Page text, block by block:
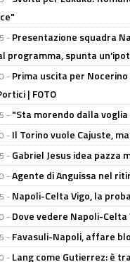
- Presentazione squadra
programma, spunta
- Prima uscita per
| FOTO
- "Sta morendo dalla
- Il Torino vuole Cajuste,
- Gabriel Jesus idea pazza
-Agente di Anguissa nel
- Napoli-Celta Vigo, la
- Dove vedere Napoli-
- Favasuli-Napoli, affare
- Lang come Gutierrez: è